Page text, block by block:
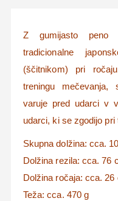
Z gumijasto peno
tradicionalne
(ščitnikom) pri
treningu
varuje pred udarci v
udarci, ki se zgodijo pri
Skupna dolžina: cca.
Dolžina rezila: cca. 76
Dolžina ročaja: cca. 26
Teža: cca. 470 g